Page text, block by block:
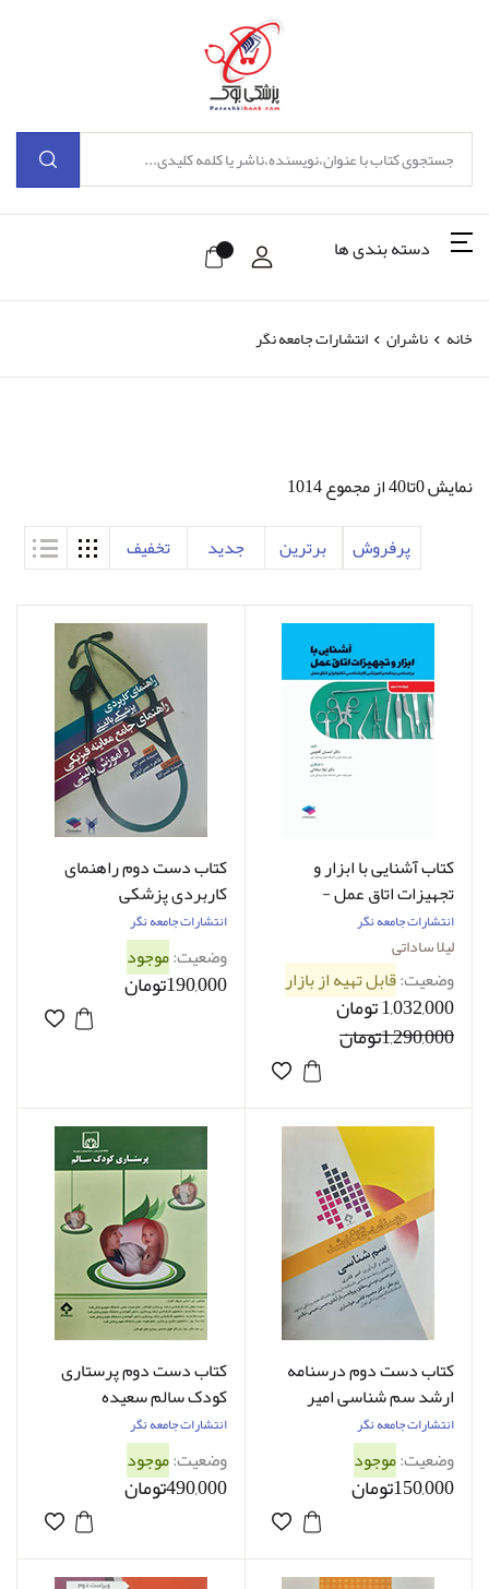
دسته بندی ها
خانه ناشران انتشارات جامعه نگر
نمایش 0تا40 از مجموع 1014
پرفروش
برترین جدید تخفیف
کتاب آشنایی با ابزار و
تجهیزات اتاق عمل -
نويسنده دكتر ليلا ساداتى
انتشارات جامعه نگر
لیلا ساداتی
وضعیت:قابل تهیه از بازار
1,032,000 تومان
1,290,000تومان
کتاب دست دوم راهنمای
کاربردی پزشکی
بالینی(راهنمای جامع معاینه
فیزیکی و آموزش بالینی)
ترجمه سپیده نصرالله - در
حد نو
انتشارات جامعه نگر
وضعیت:موجود
190,000تومان
کتاب دست دوم درسنامه
ارشد سم شناسی امیر
قادری - نوشته دارد
انتشارات جامعه نگر
وضعیت:موجود
150,000تومان
کتاب دست دوم پرستاری
کودک سالم سعیده
جعفرزاده - کاملا نو
انتشارات جامعه نگر
وضعیت:موجود
490,000تومان